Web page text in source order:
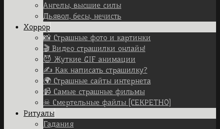
Ангелы, высшие силы
Дьявол, бесы, нечисть
Хоррор
📸 Страшные фото и картинки
🎬 Видео страшилки онлайн!
😈 Жуткие GIF анимации
✍ Как написать страшилку?
🌍 Страшные сайты интернета
📹 Самые страшные фильмы
☠ Смертельные файлы [СЕКРЕТНО]
Ритуалы
Гадания